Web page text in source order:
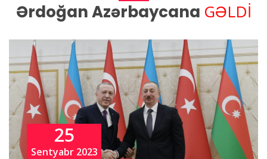
Ərdoğan Azərbaycana GƏLDİ
25
Sentyabr 2023